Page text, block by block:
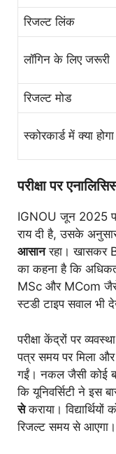
रिजल्ट लिंक
लॉगिन के लिए जरूरी
रिजल्ट मोड
स्कोरकार्ड में क्या होगा
परीक्षा पर
IGNOU जून 2025
राय दी है, उसके
आसानरहा। खासकर
का कहना है कि
MSc और MCom
स्टडी टाइप सवाल भी
परीक्षा केंद्रों पर
पत्र समय पर मिला
गईं। नकल जैसी कोई
कि यूनिवर्सिटी ने इस
सेकराया।
रिजल्ट समय से आएगा।